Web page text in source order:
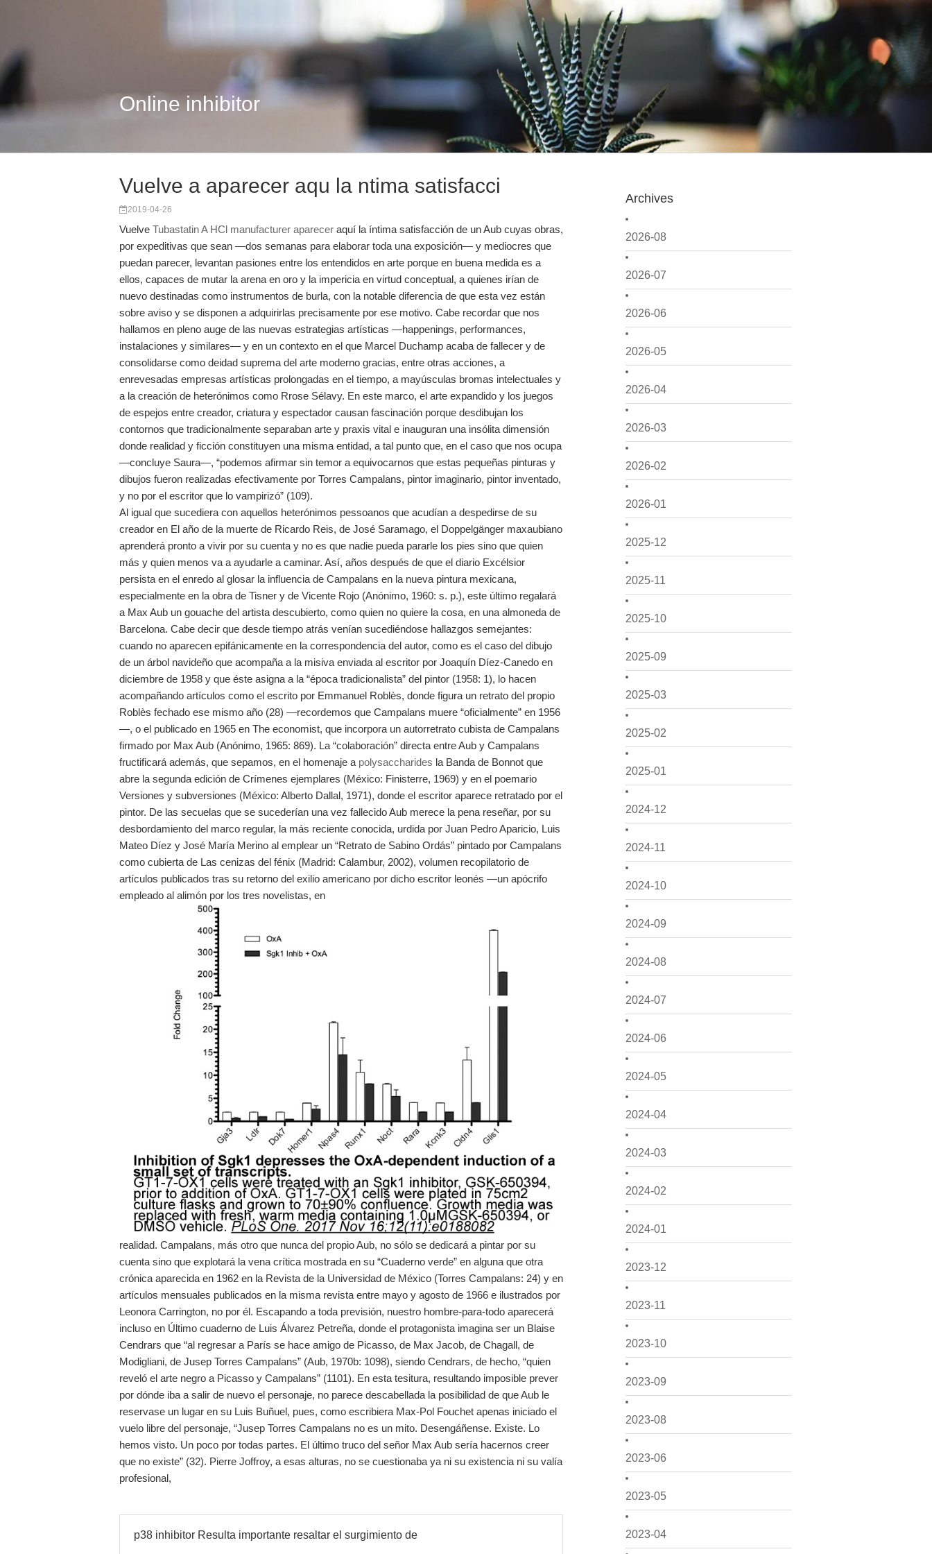
Online inhibitor
Archives
2026-08
2026-07
2026-06
2026-05
2026-04
2026-03
2026-02
2026-01
2025-12
2025-11
2025-10
2025-09
2025-03
2025-02
2025-01
2024-12
2024-11
2024-10
2024-09
2024-08
2024-07
2024-06
2024-05
2024-04
2024-03
2024-02
2024-01
2023-12
2023-11
2023-10
2023-09
2023-08
2023-06
2023-05
2023-04
Vuelve a aparecer aqu la ntima satisfacci
2019-04-26
Vuelve Tubastatin A HCl manufacturer aparecer aquí la íntima satisfacción de un Aub cuyas obras,
por expeditivas que sean —dos semanas para elaborar toda una exposición— y mediocres que
puedan parecer, levantan pasiones entre los entendidos en arte porque en buena medida es a
ellos, capaces de mutar la arena en oro y la impericia en virtud conceptual, a quienes irían de
nuevo destinadas como instrumentos de burla, con la notable diferencia de que esta vez están
sobre aviso y se disponen a adquirirlas precisamente por ese motivo. Cabe recordar que nos
hallamos en pleno auge de las nuevas estrategias artísticas —happenings, performances,
instalaciones y similares— y en un contexto en el que Marcel Duchamp acaba de fallecer y de
consolidarse como deidad suprema del arte moderno gracias, entre otras acciones, a
enrevesadas empresas artísticas prolongadas en el tiempo, a mayúsculas bromas intelectuales y
a la creación de heterónimos como Rrose Sélavy. En este marco, el arte expandido y los juegos
de espejos entre creador, criatura y espectador causan fascinación porque desdibujan los
contornos que tradicionalmente separaban arte y praxis vital e inauguran una insólita dimensión
donde realidad y ficción constituyen una misma entidad, a tal punto que, en el caso que nos ocupa
—concluye Saura—, “podemos afirmar sin temor a equivocarnos que estas pequeñas pinturas y
dibujos fueron realizadas efectivamente por Torres Campalans, pintor imaginario, pintor inventado,
y no por el escritor que lo vampirizó” (109).
Al igual que sucediera con aquellos heterónimos pessoanos que acudían a despedirse de su
creador en El año de la muerte de Ricardo Reis, de José Saramago, el Doppelgänger maxaubiano
aprenderá pronto a vivir por su cuenta y no es que nadie pueda pararle los pies sino que quien
más y quien menos va a ayudarle a caminar. Así, años después de que el diario Excélsior
persista en el enredo al glosar la influencia de Campalans en la nueva pintura mexicana,
especialmente en la obra de Tisner y de Vicente Rojo (Anónimo, 1960: s. p.), este último regalará
a Max Aub un gouache del artista descubierto, como quien no quiere la cosa, en una almoneda de
Barcelona. Cabe decir que desde tiempo atrás venían sucediéndose hallazgos semejantes:
cuando no aparecen epifánicamente en la correspondencia del autor, como es el caso del dibujo
de un árbol navideño que acompaña a la misiva enviada al escritor por Joaquín Díez-Canedo en
diciembre de 1958 y que éste asigna a la “época tradicionalista” del pintor (1958: 1), lo hacen
acompañando artículos como el escrito por Emmanuel Roblès, donde figura un retrato del propio
Roblès fechado ese mismo año (28) —recordemos que Campalans muere “oficialmente” en 1956
—, o el publicado en 1965 en The economist, que incorpora un autorretrato cubista de Campalans
firmado por Max Aub (Anónimo, 1965: 869). La “colaboración” directa entre Aub y Campalans
fructificará además, que sepamos, en el homenaje a polysaccharides la Banda de Bonnot que
abre la segunda edición de Crímenes ejemplares (México: Finisterre, 1969) y en el poemario
Versiones y subversiones (México: Alberto Dallal, 1971), donde el escritor aparece retratado por el
pintor. De las secuelas que se sucederían una vez fallecido Aub merece la pena reseñar, por su
desbordamiento del marco regular, la más reciente conocida, urdida por Juan Pedro Aparicio, Luis
Mateo Díez y José María Merino al emplear un “Retrato de Sabino Ordás” pintado por Campalans
como cubierta de Las cenizas del fénix (Madrid: Calambur, 2002), volumen recopilatorio de
artículos publicados tras su retorno del exilio americano por dicho escritor leonés —un apócrifo
empleado al alimón por los tres novelistas, en
realidad. Campalans, más otro que nunca del propio Aub, no sólo se dedicará a pintar por su
cuenta sino que explotará la vena crítica mostrada en su “Cuaderno verde” en alguna que otra
crónica aparecida en 1962 en la Revista de la Universidad de México (Torres Campalans: 24) y en
artículos mensuales publicados en la misma revista entre mayo y agosto de 1966 e ilustrados por
Leonora Carrington, no por él. Escapando a toda previsión, nuestro hombre-para-todo aparecerá
incluso en Último cuaderno de Luis Álvarez Petreña, donde el protagonista imagina ser un Blaise
Cendrars que “al regresar a París se hace amigo de Picasso, de Max Jacob, de Chagall, de
Modigliani, de Jusep Torres Campalans” (Aub, 1970b: 1098), siendo Cendrars, de hecho, “quien
reveló el arte negro a Picasso y Campalans” (1101). En esta tesitura, resultando imposible prever
por dónde iba a salir de nuevo el personaje, no parece descabellada la posibilidad de que Aub le
reservase un lugar en su Luis Buñuel, pues, como escribiera Max-Pol Fouchet apenas iniciado el
vuelo libre del personaje, “Jusep Torres Campalans no es un mito. Desengáñense. Existe. Lo
hemos visto. Un poco por todas partes. El último truco del señor Max Aub sería hacernos creer
que no existe” (32). Pierre Joffroy, a esas alturas, no se cuestionaba ya ni su existencia ni su valía
profesional,
p38 inhibitor Resulta importante resaltar el surgimiento de